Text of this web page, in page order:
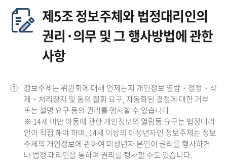
제5조 정보주체와 법정대리인의
권리·의무 및 그 행사방법에 관한
사항
① 정보주체는 위원회에 대해 언제든지 개인정보 열람・정정・삭
제・처리정지 및 동의 철회 요구, 자동화된 결정에 대한 거부
또는 설명 요구 등의 권리를 행사할 수 있습니다.
※ 14세 미만 아동에 관한 개인정보의 열람등 요구는 법정대리
인이 직접 해야 하며, 14세 이상의 미성년자인 정보주체는 정보
주체의 개인정보에 관하여 미성년자 본인이 권리를 행사하거
나 법정 대리인을 통하여 권리를 행사할 수도 있습니다.